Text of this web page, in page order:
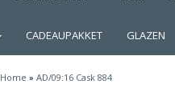
CADEAUPAKKET GLAZEN
Home » AD/09:16 Cask 884